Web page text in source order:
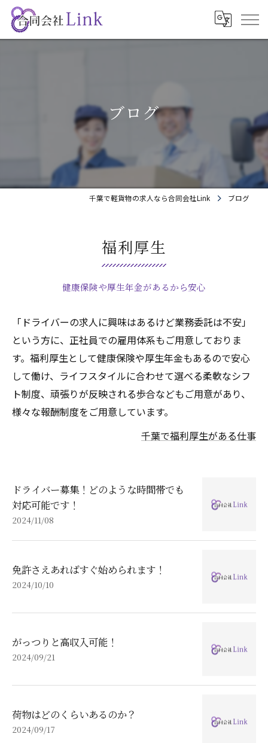
ブログ
千葉で軽貨物の求人なら合同会社Link ブログ
福利厚生
健康保険や厚生年金があるから安心
「ドライバーの求人に興味はあるけど業務委託は不安」
という方に、正社員での雇用体系もご用意しておりま
す。福利厚生として健康保険や厚生年金もあるので安心
して働け、ライフスタイルに合わせて選べる柔軟なシフ
ト制度、頑張りが反映される歩合などもご用意があり、
様々な報酬制度をご用意しています。
千葉で福利厚生がある仕事
ドライバー募集！どのような時間帯でも
対応可能です！
2024/11/08
免許さえあればすぐ始められます！
2024/10/10
がっつりと高収入可能！
2024/09/21
荷物はどのくらいあるのか？
2024/09/17